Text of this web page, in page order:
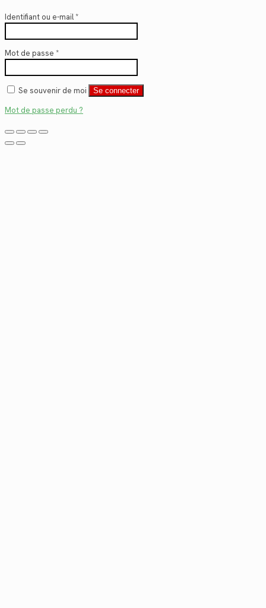
Identifiant ou e-mail*
Mot de passe *
Se souvenir de moi Se connecter
Mot de passe perdu ?